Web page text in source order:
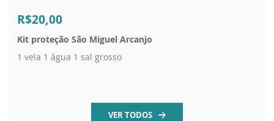
R$20,00
Kit proteção São Miguel Arcanjo
1 vela 1 água 1 sal grosso
VER TODOS